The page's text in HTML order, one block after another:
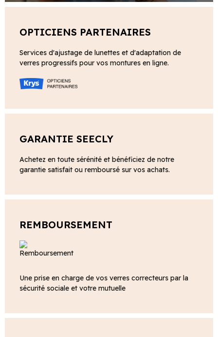
OPTICIENS PARTENAIRES
Services d'ajustage de lunettes et d'adaptation de
verres progressifs pour vos montures en ligne.
GARANTIE SEECLY
Achetez en toute sérénité et bénéficiez de notre
garantie satisfait ou remboursé sur vos achats.
REMBOURSEMENT
Une prise en charge de vos verres correcteurs par la
sécurité sociale et votre mutuelle